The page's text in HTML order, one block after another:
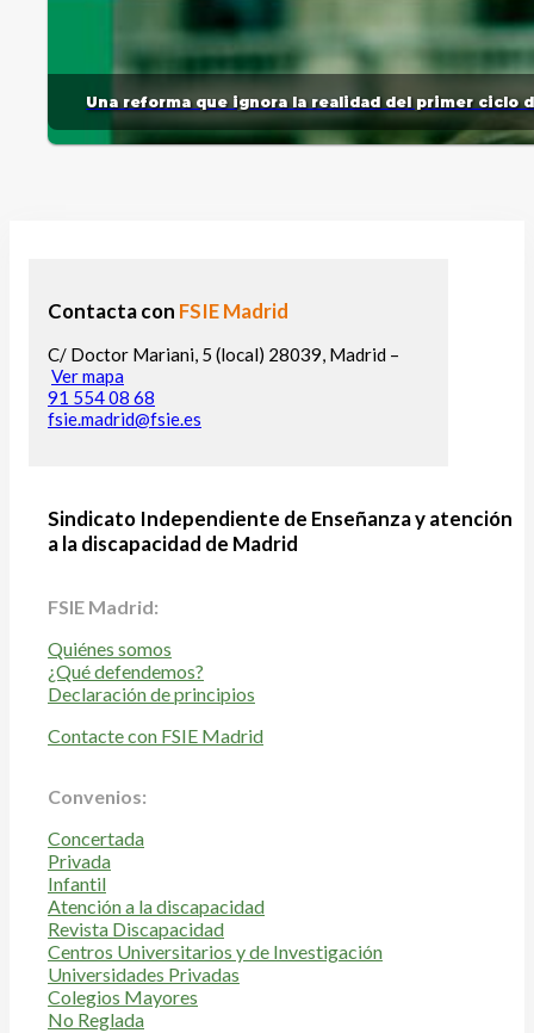
Una reforma que ignora la realidad del primer ciclo
Contacta con FSIE Madrid
C/ Doctor Mariani, 5 (local) 28039, Madrid –
Ver mapa
91 554 08 68
fsie.madrid@fsie.es
Sindicato Independiente de Enseñanza y atención
a la discapacidad de Madrid
FSIE Madrid:
Quiénes somos
¿Qué defendemos?
Declaración de principios
Contacte con FSIE Madrid
Convenios:
Concertada
Privada
Infantil
Atención a la discapacidad
Revista Discapacidad
Centros Universitarios y de Investigación
Universidades Privadas
Colegios Mayores
No Reglada